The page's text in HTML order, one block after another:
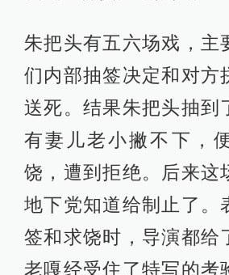
朱把头有五六场戏，主
们内部抽签决定和对方
送死。结果朱把头抽到
有妻儿老小撇不下，
饶，遭到拒绝。后来这
地下党知道给制止了。
签和求饶时，导演都给
老嘎经受住了特写的考